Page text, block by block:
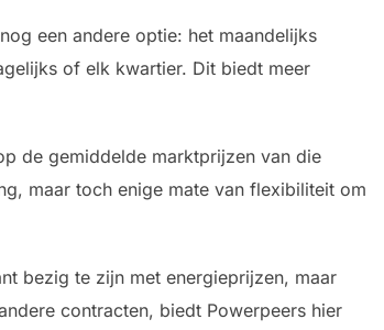
een andere optie: het maandelijks
of elk kwartier. Dit biedt meer
de gemiddelde marktprijzen van die
maar toch enige mate van flexibiliteit om
bezig te zijn met energieprijzen, maar
contracten, biedt Powerpeers hier